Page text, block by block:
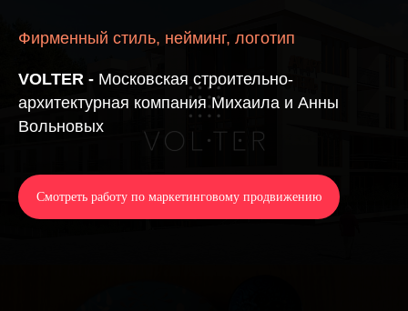
Фирменный стиль, нейминг, логотип
VOLTER - Московская строительно-
архитектурная компания Михаила и Анны
Вольновых
Смотреть работу по маркетинговому продвижению